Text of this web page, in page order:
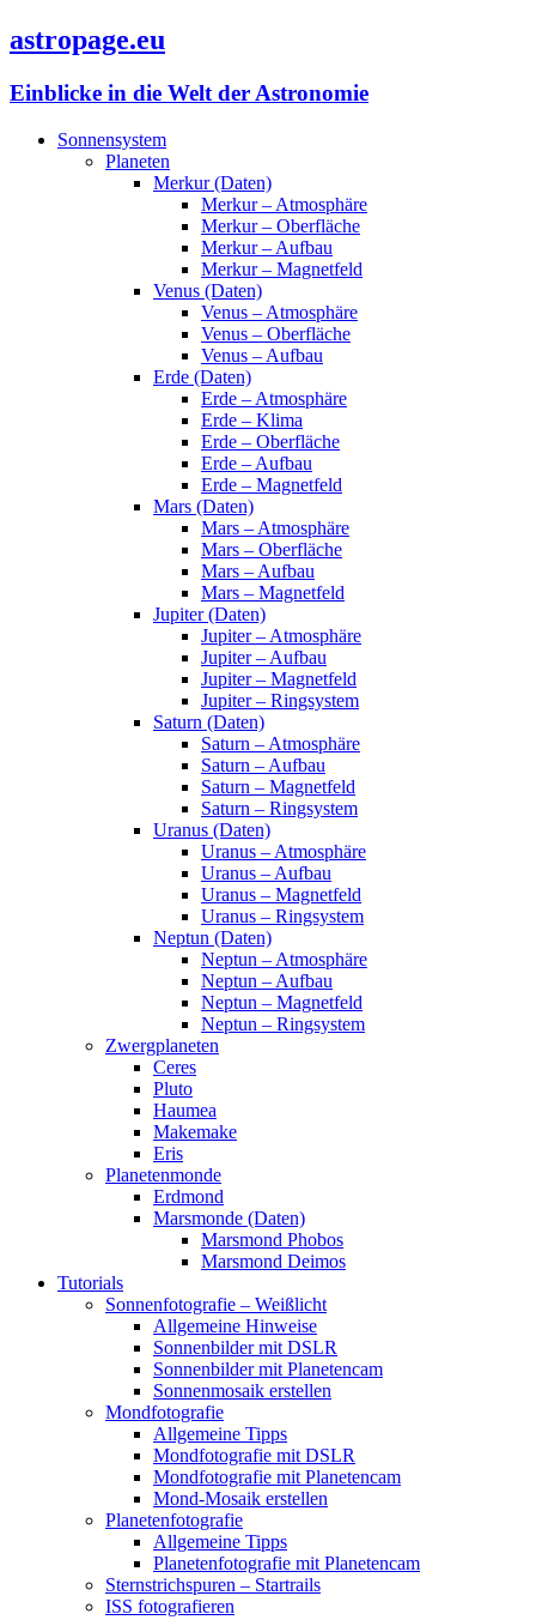
astropage.eu
Einblicke in die Welt der Astronomie
Sonnensystem
Planeten
Merkur (Daten)
Merkur – Atmosphäre
Merkur – Oberfläche
Merkur – Aufbau
Merkur – Magnetfeld
Venus (Daten)
Venus – Atmosphäre
Venus – Oberfläche
Venus – Aufbau
Erde (Daten)
Erde – Atmosphäre
Erde – Klima
Erde – Oberfläche
Erde – Aufbau
Erde – Magnetfeld
Mars (Daten)
Mars – Atmosphäre
Mars – Oberfläche
Mars – Aufbau
Mars – Magnetfeld
Jupiter (Daten)
Jupiter – Atmosphäre
Jupiter – Aufbau
Jupiter – Magnetfeld
Jupiter – Ringsystem
Saturn (Daten)
Saturn – Atmosphäre
Saturn – Aufbau
Saturn – Magnetfeld
Saturn – Ringsystem
Uranus (Daten)
Uranus – Atmosphäre
Uranus – Aufbau
Uranus – Magnetfeld
Uranus – Ringsystem
Neptun (Daten)
Neptun – Atmosphäre
Neptun – Aufbau
Neptun – Magnetfeld
Neptun – Ringsystem
Zwergplaneten
Ceres
Pluto
Haumea
Makemake
Eris
Planetenmonde
Erdmond
Marsmonde (Daten)
Marsmond Phobos
Marsmond Deimos
Tutorials
Sonnenfotografie – Weißlicht
Allgemeine Hinweise
Sonnenbilder mit DSLR
Sonnenbilder mit Planetencam
Sonnenmosaik erstellen
Mondfotografie
Allgemeine Tipps
Mondfotografie mit DSLR
Mondfotografie mit Planetencam
Mond-Mosaik erstellen
Planetenfotografie
Allgemeine Tipps
Planetenfotografie mit Planetencam
Sternstrichspuren – Startrails
ISS fotografieren